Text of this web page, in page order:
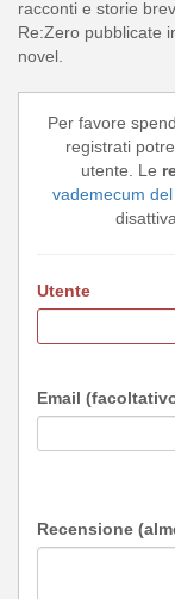
racconti e storie
Re:Zero pubblicate
novel.
Per favore
registrati
utente. Le
vademecum
Utente
Email
Recensione